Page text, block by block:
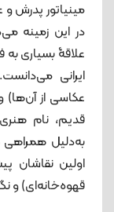
مینیاتور پدرش
در این زمینه
علاقۀ بسیاری
ایرانی‌
عکاسی از آن‌ها)
قدیم، نام
به‌دلیل همراهی
اولین نقاشان
قهوه‌خانه‌ای) و